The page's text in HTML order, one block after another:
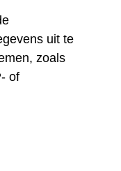
uit te
zoals
of